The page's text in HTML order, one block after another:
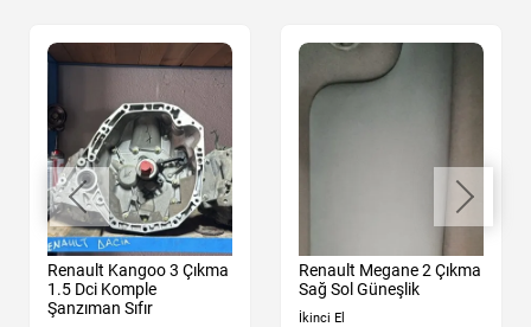
Renault Kangoo 3 Çıkma
1.5 Dci Komple
Şanzıman Sıfır
Renault Megane 2 Çıkma
Sağ Sol Güneşlik
İkinci El